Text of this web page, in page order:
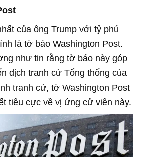
của ông Trump với tỷ phú
là tờ báo Washington Post.
như tin rằng tờ báo này góp
dịch tranh cử Tổng thống của
tranh cử, tờ Washington Post
tiêu cực về vị ứng cử viên này.